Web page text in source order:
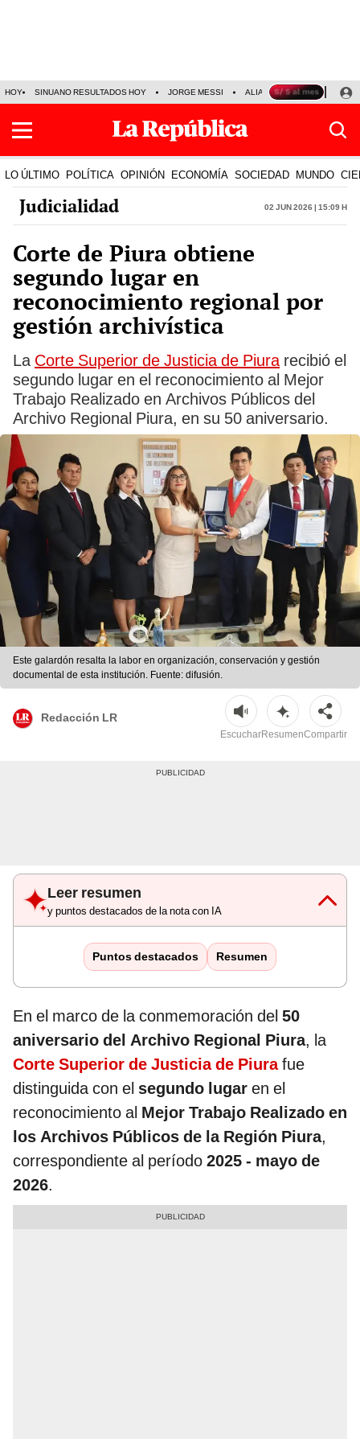
HOY SINUANO RESULTADOS HOY JORGE MESSI ALIANZA LIMA VS SPORT
LO ÚLTIMO POLÍTICA OPINIÓN ECONOMÍA SOCIEDAD MUNDO
Judicialidad 02 Jun 2026 | 15:09 h
Corte de Piura obtiene
segundo lugar en
reconocimiento regional por
gestión archivística
La Corte Superior de Justicia de Piurarecibió el
segundo lugar en el reconocimiento al Mejor
Trabajo Realizado en Archivos Públicos del
Archivo Regional Piura, en su 50 aniversario.
Este galardón resalta la labor en organización, conservación y gestión
documental de esta institución. Fuente: difusión.
Redacción LR
EscucharResumenCompartir
Leer resumen
y puntos destacados de la nota con IA
Puntos destacados Resumen
En el marco de la conmemoración del 50
aniversario del Archivo Regional Piura, la
Corte Superior de Justicia de Piurafue
distinguida con el segundo lugar en el
reconocimiento al Mejor Trabajo Realizado en
los Archivos Públicos de la Región Piura,
correspondiente al período 2025 - mayo de
2026.